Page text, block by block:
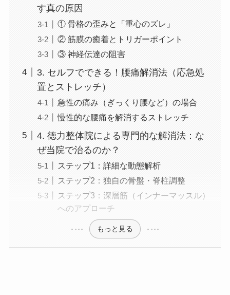
す真の原因
① 骨格の歪みと「重心のズレ」
② 筋膜の癒着とトリガーポイント
③ 神経伝達の阻害
3. セルフでできる！腰痛解消法（応急処
置とストレッチ）
急性の痛み（ぎっくり腰など）の場合
慢性的な腰痛を解消するストレッチ
4. 徳力整体院による専門的な解消法：な
ぜ当院で治るのか？
ステップ1：詳細な動態解析
ステップ2：独自の骨盤・脊柱調整
ステップ3：深層筋（インナーマッスル）
へのアプローチ
もっと見る